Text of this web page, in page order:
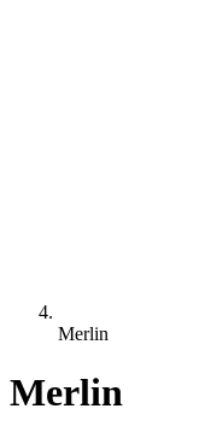
Merlin
Merlin